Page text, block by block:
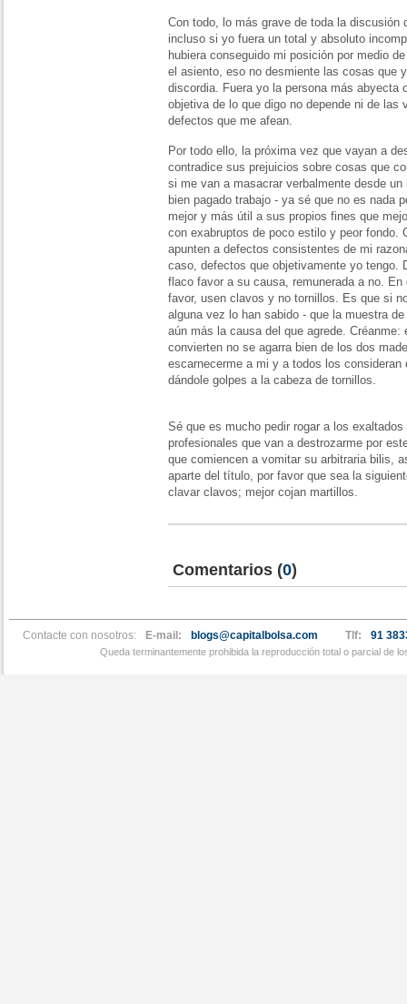
Con todo, lo más grave de toda la
incluso si yo fuera un total y absoluto
hubiera conseguido mi posición por medio
el asiento, eso no desmiente las cosas que
discordia. Fuera yo la persona más abyecta
objetiva de lo que digo no depende ni de las
defectos que me afean.
Por todo ello, la próxima vez que vayan a
contradice sus prejuicios sobre cosas que
si me van a masacrar verbalmente desde
bien pagado trabajo - ya sé que no es nada
mejor y más útil a sus propios fines que
con exabruptos de poco estilo y peor fondo.
apunten a defectos consistentes de mi
caso, defectos que objetivamente yo tengo.
flaco favor a su causa, remunerada a no.
favor, usen clavos y no tornillos. Es que si
alguna vez lo han sabido - que la muestra
aún más la causa del que agrede. Créanme:
convierten no se agarra bien de los dos
escarnecerme a mi y a todos los
dándole golpes a la cabeza de tornillos.
Sé que es mucho pedir rogar a los
profesionales que van a destrozarme por
que comiencen a vomitar su arbitraria bilis,
aparte del título, por favor que sea la
clavar clavos; mejor cojan martillos.
Comentarios (0)
Contacte con nosotros: E-mail: blogs@capitalbolsa.com Tlf: 91
Queda terminantemente prohibida la reproducción total o parcial de